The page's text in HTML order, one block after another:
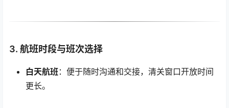
3. 航班时段与班次选择
白天航班：便于随时沟通和交接，清关窗口开放时间
更长。